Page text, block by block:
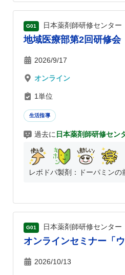
G01 日本薬剤師研修センター
地域医療部第2回研修会
2026/9/17
オンライン
1単位
生活指導
過去に 日本薬剤師研修セン
レボドパ製剤：ドーパミン
G01 日本薬剤師研修センター
オンラインセミナー「
2026/10/13